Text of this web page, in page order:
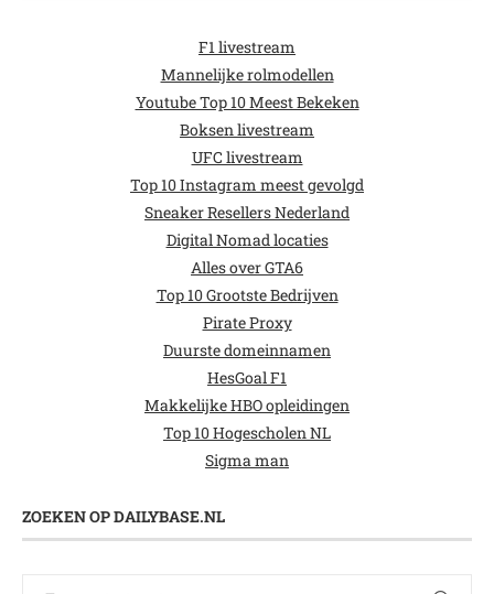
F1 livestream
Mannelijke rolmodellen
Youtube Top 10 Meest Bekeken
Boksen livestream
UFC livestream
Top 10 Instagram meest gevolgd
Sneaker Resellers Nederland
Digital Nomad locaties
Alles over GTA6
Top 10 Grootste Bedrijven
Pirate Proxy
Duurste domeinnamen
HesGoal F1
Makkelijke HBO opleidingen
Top 10 Hogescholen NL
Sigma man
ZOEKEN OP DAILYBASE.NL